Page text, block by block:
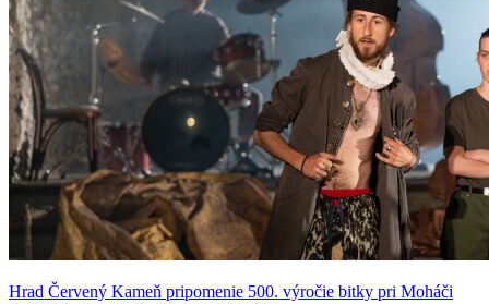
Hrad Červený Kameň pripomenie 500. výročie bitky pri Moháči